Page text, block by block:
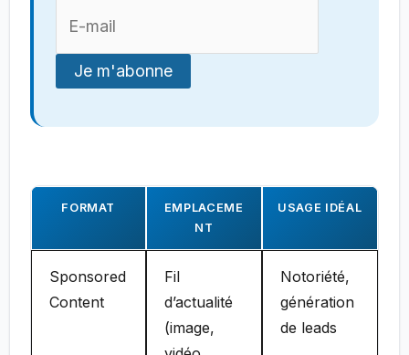
FORMAT
EMPLACEME
NT
USAGE IDÉAL
Sponsored
Content
Fil
d’actualité
(image,
Notoriété,
génération
de leads